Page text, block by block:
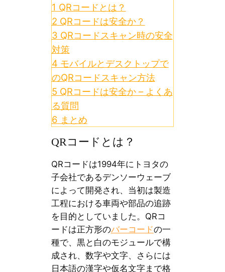
1 QRコードとは？
2 QRコードは安全か？
3 QRコードスキャン時の安全
対策
4 モバイルとデスクトップで
のQRコードスキャン方法
5 QRコードは安全か – よくあ
る質問
6 まとめ
QRコードとは？
QRコードは1994年にトヨタの
子会社であるデンソーウェーブ
によって開発され、当初は製造
工程における車両や部品の追跡
を目的としていました。QRコ
ードは正方形のバーコードの一
種で、黒と白のモジュールで構
成され、数字や文字、さらには
日本語の漢字や仮名文字まで格